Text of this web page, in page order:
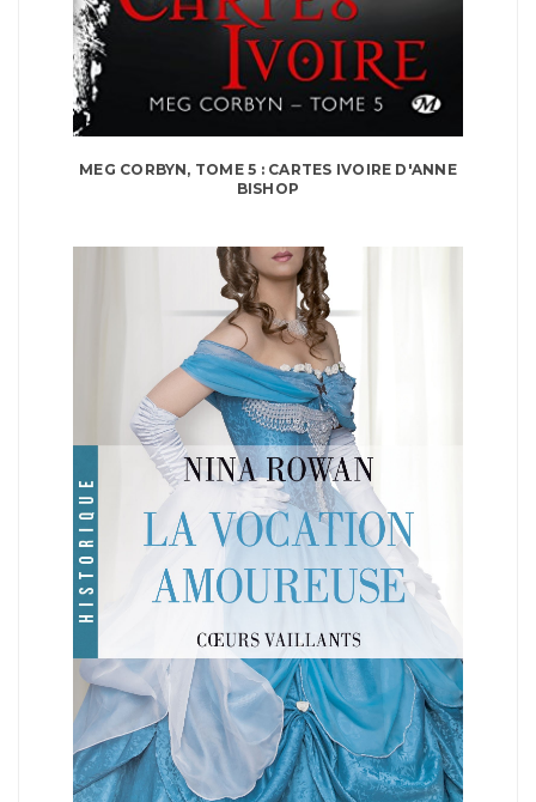
MEG CORBYN, TOME 5 : CARTES IVOIRE D'ANNE
BISHOP